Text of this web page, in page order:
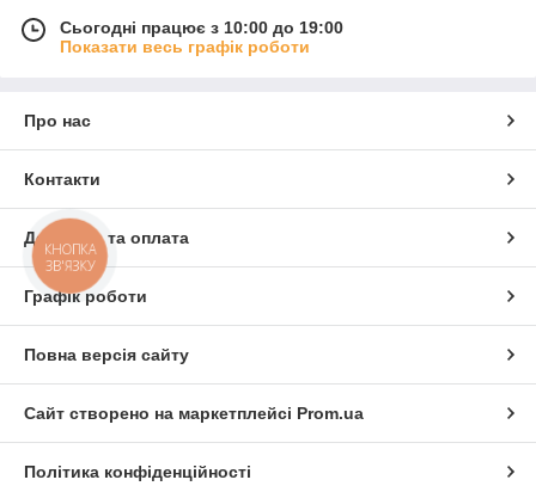
Сьогодні працює з 10:00 до 19:00
Показати весь графік роботи
Про нас
Контакти
Доставка та оплата
Графік роботи
Повна версія сайту
Сайт створено на маркетплейсі Prom.ua
Політика конфіденційності
КНОПКА
ЗВ'ЯЗКУ